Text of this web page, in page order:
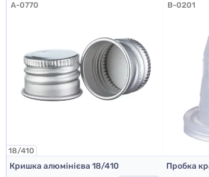
A-0770
18/410
Кришка алюмінієва 18/410
B-0201